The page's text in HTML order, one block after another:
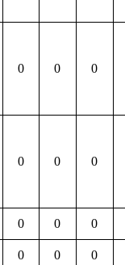
0 0 0
0 0 0
0 0 0
0 0 0